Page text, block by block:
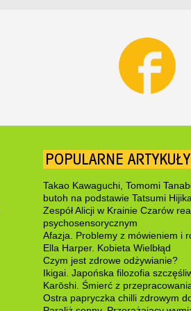
POPULARNE ARTYKUŁY
Takao Kawaguchi, Tomomi
butoh na podstawie Tatsumi
Zespół Alicji w Krainie Czarów
psychosensorycznym
Afazja. Problemy z mówieniem i
Ella Harper. Kobieta Wielbłąd
Czym jest zdrowe odżywianie?
Ikigai. Japońska filozofia
Karōshi. Śmierć z
Ostra papryczka chilli zdrowym